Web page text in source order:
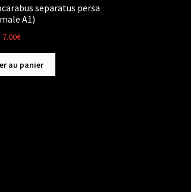
separatus persa
A1)
7.00€
au panier